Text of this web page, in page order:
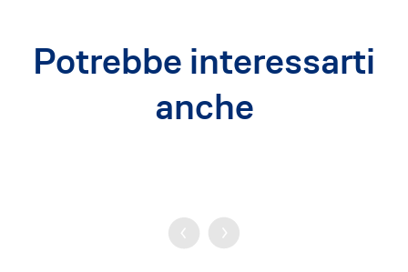
Potrebbe interessarti
anche